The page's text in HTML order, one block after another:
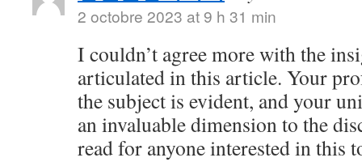
2 octobre 2023 at 9 h 31 min
I couldn’t agree more with the
articulated in this article. Your
the subject is evident, and your
an invaluable dimension to the
read for anyone interested in this